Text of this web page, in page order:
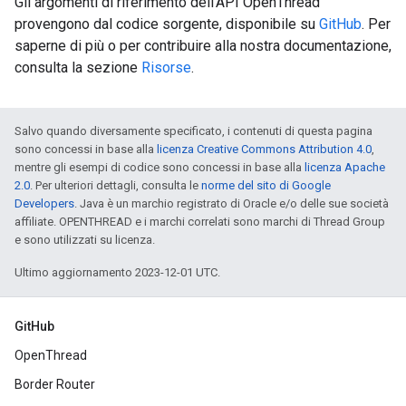
provengono dal codice sorgente, disponibile su GitHub. Per
saperne di più o per contribuire alla nostra documentazione,
consulta la sezione Risorse.
Salvo quando diversamente specificato, i contenuti di questa pagina
sono concessi in base alla licenza Creative Commons Attribution 4.0,
mentre gli esempi di codice sono concessi in base alla licenza Apache
2.0. Per ulteriori dettagli, consulta le norme del sito di Google
Developers. Java è un marchio registrato di Oracle e/o delle sue società
affiliate. OPENTHREAD e i marchi correlati sono marchi di Thread Group
e sono utilizzati su licenza.
Ultimo aggiornamento 2023-12-01 UTC.
GitHub
OpenThread
Border Router